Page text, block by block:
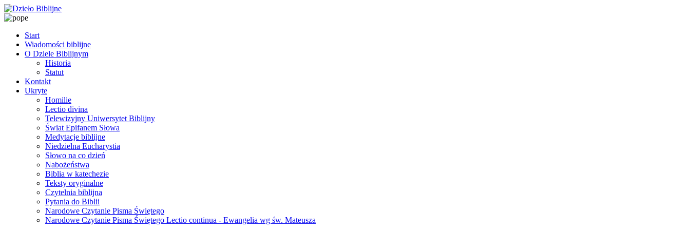
Start
Wiadomości biblijne
O Dziele Biblijnym
Historia
Statut
Kontakt
Ukryte
Homilie
Lectio divina
Telewizyjny Uniwersytet Biblijny
Świat Epifanem Słowa
Medytacje biblijne
Niedzielna Eucharystia
Słowo na co dzień
Nabożeństwa
Biblia w katechezie
Teksty oryginalne
Czytelnia biblijna
Pytania do Biblii
Narodowe Czytanie Pisma Świętego
Narodowe Czytanie Pisma Świętego Lectio continua - Ewangelia wg św. Mateusza